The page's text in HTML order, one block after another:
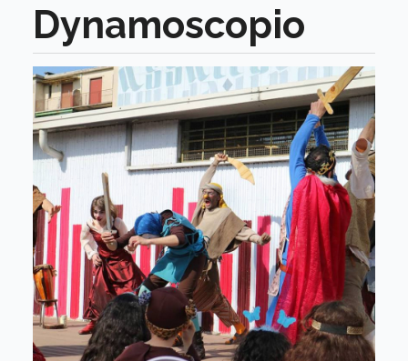
Dynamoscopio